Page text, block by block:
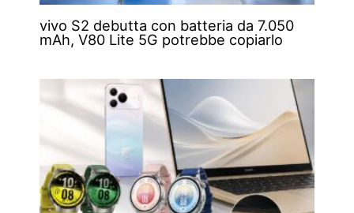
vivo S2 debutta con batteria da 7.050
mAh, V80 Lite 5G potrebbe copiarlo